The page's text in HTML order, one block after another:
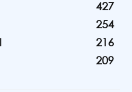
427
254
216
209